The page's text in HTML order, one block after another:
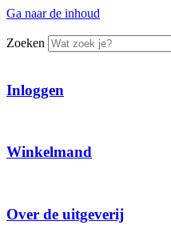
Ga naar de inhoud
Zoeken
Inloggen
Winkelmand
Over de uitgeverij